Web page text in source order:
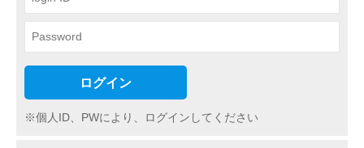
ログイン
※個人ID、PWにより、ログインしてください